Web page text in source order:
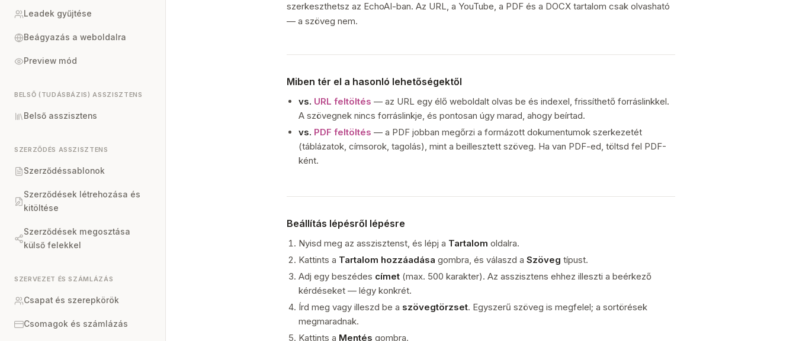
Leadek gyűjtése
Beágyazás a weboldalra
Preview mód
BELSŐ (TUDÁSBÁZIS) ASSZISZTENS
Belső asszisztens
SZERZŐDÉS ASSZISZTENS
Szerződéssablonok
Szerződések létrehozása és
kitöltése
Szerződések megosztása
külső felekkel
SZERVEZET ÉS SZÁMLÁZÁS
Csapat és szerepkörök
Csomagok és számlázás
szerkeszthetsz az EchoAI-ban. Az URL, a YouTube, a PDF és a DOCX tartalom csak olvasható
— a szöveg nem.
Miben tér el a hasonló lehetőségektől
vs. URL feltöltés — az URL egy élő weboldalt olvas be és indexel, frissíthető forráslinkkel.
A szövegnek nincs forráslinkje, és pontosan úgy marad, ahogy beírtad.
vs. PDF feltöltés — a PDF jobban megőrzi a formázott dokumentumok szerkezetét
(táblázatok, címsorok, tagolás), mint a beillesztett szöveg. Ha van PDF-ed, töltsd fel PDF-
ként.
Beállítás lépésről lépésre
Nyisd meg az asszisztenst, és lépj a Tartalom oldalra.
Kattints a Tartalom hozzáadása gombra, és válaszd a Szöveg típust.
Adj egy beszédes címet (max. 500 karakter). Az asszisztens ehhez illeszti a beérkező
kérdéseket — légy konkrét.
Írd meg vagy illeszd be a szövegtörzset. Egyszerű szöveg is megfelel; a sortörések
megmaradnak.
Kattints a Mentés gombra.